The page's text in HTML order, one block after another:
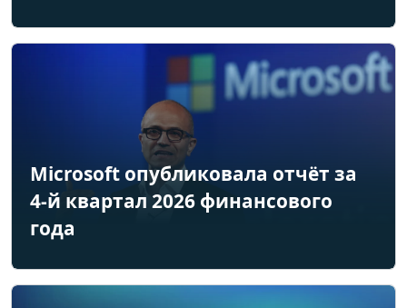
Microsoft опубликовала отчёт за
4-й квартал 2026 финансового
года